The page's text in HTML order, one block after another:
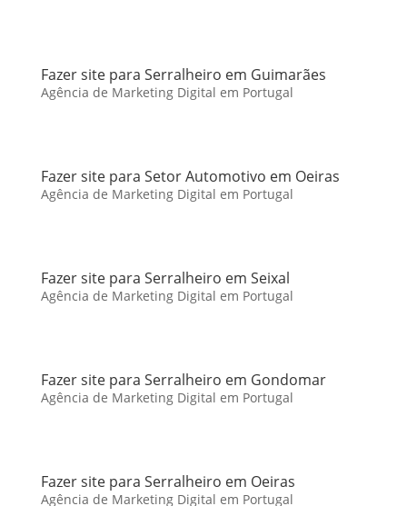
Fazer site para Serralheiro em Guimarães
Agência de Marketing Digital em Portugal
Fazer site para Setor Automotivo em Oeiras
Agência de Marketing Digital em Portugal
Fazer site para Serralheiro em Seixal
Agência de Marketing Digital em Portugal
Fazer site para Serralheiro em Gondomar
Agência de Marketing Digital em Portugal
Fazer site para Serralheiro em Oeiras
Agência de Marketing Digital em Portugal